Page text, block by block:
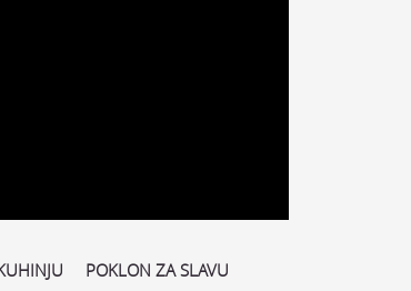
POKLON ZA SLAVU